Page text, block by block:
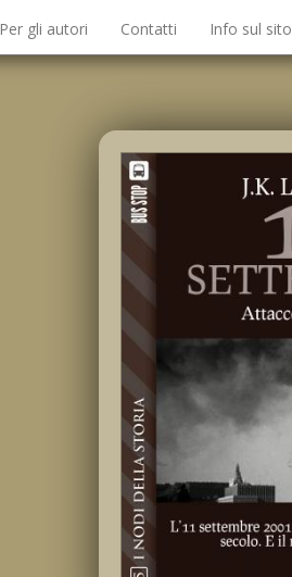
Per gli autori Contatti Info sul sito